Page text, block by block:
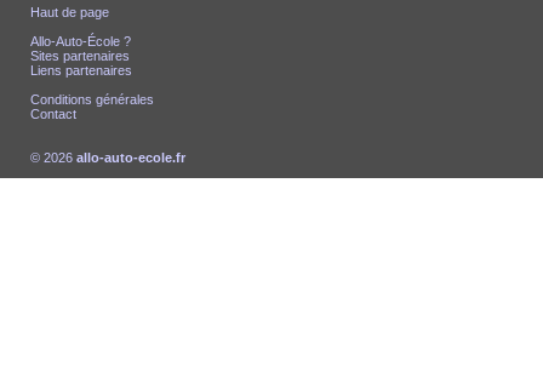
Haut de page
Allo-Auto-École ?
Sites partenaires
Liens partenaires
Conditions générales
Contact
© 2026 allo-auto-ecole.fr